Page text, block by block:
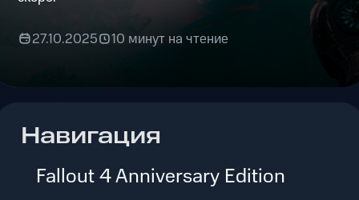
27.10.2025 10 минут на чтение
Навигация
Fallout 4 Anniversary Edition